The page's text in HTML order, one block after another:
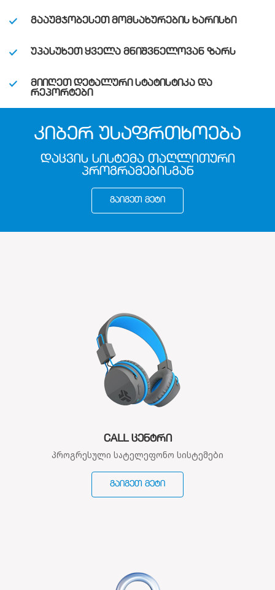
ᲒᲐᲐᲣᲛᲯᲝᲑᲔᲡᲔᲗ ᲛᲝᲛᲡᲐᲮᲣᲠᲔᲑᲘᲡ ᲮᲐᲠᲘᲡᲮᲘ
ᲣᲞᲐᲡᲣᲮᲔᲗ ᲧᲕᲔᲚᲐ ᲛᲜᲘᲨᲕᲜᲔᲚᲝᲕᲐᲜ ᲖᲐᲠᲡ
ᲛᲘᲘᲦᲔᲗ ᲓᲔᲢᲐᲚᲣᲠᲘ ᲡᲢᲐᲢᲘᲡᲢᲘᲙᲐ ᲓᲐ
ᲠᲔᲞᲝᲠᲢᲔᲑᲘ
ᲙᲘᲑᲔᲠ ᲣᲡᲐᲤᲠᲗᲮᲝᲔᲑᲐ
ᲓᲐᲪᲕᲘᲡ ᲡᲘᲡᲢᲔᲛᲐ ᲗᲐᲦᲚᲘᲗᲣᲠᲘ
ᲞᲠᲝᲒᲠᲐᲛᲔᲑᲘᲡᲒᲐᲜ
ᲒᲐᲘᲒᲔᲗ ᲛᲔᲢᲘ
CALL ᲪᲔᲜᲢᲠᲘ
პროგრესული სატელეფონო სისტემები
ᲒᲐᲘᲒᲔᲗ ᲛᲔᲢᲘ